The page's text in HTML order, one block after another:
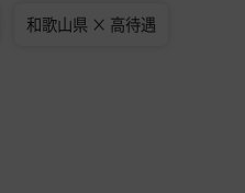
和歌山県 × 高待遇